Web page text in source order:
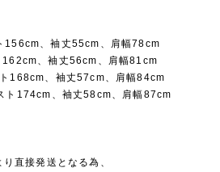
156cm、袖丈55cm、肩幅78cm
162cm、袖丈56cm、肩幅81cm
168cm、袖丈57cm、肩幅84cm
ト174cm、袖丈58cm、肩幅87cm
直接発送となる為、